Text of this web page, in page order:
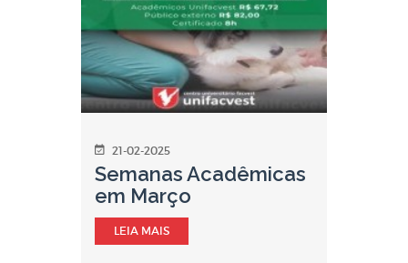
21-02-2025
Semanas Acadêmicas
em Março
LEIA MAIS